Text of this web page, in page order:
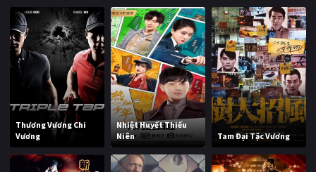
Thương Vương Chi
Vương
Nhiệt Huyết Thiếu
Niên
Tam Đại Tặc Vương